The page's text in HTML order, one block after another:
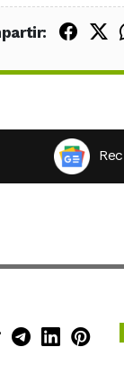
Facebook
en en X
Minuto30 en
Canal de